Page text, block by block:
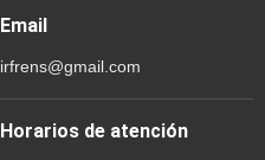
Email
irfrens@gmail.com
Horarios de atención